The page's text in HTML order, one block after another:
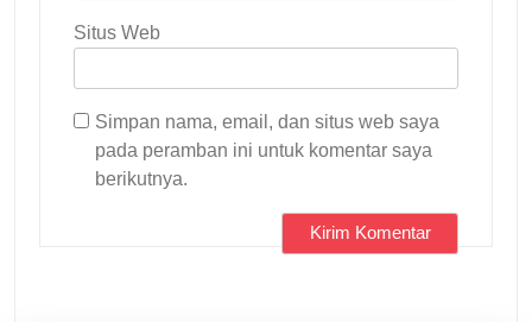
Situs Web
Simpan nama, email, dan situs web saya
pada peramban ini untuk komentar saya
berikutnya.